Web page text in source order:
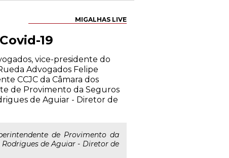
MIGALHAS LIVE
19
vice-presidente do
Advogados Felipe
CCJC da Câmara dos
de Provimento da Seguros
de Aguiar - Diretor de
de Provimento da
de Aguiar - Diretor de